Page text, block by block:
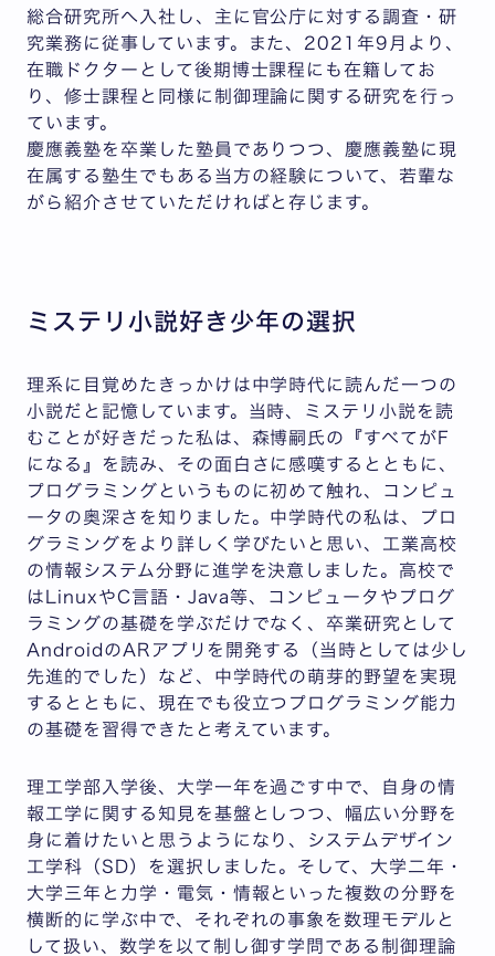
総合研究所へ入社し、主に官公庁に対する調査・研
究業務に従事しています。また、2021年9月より、
在職ドクターとして後期博士課程にも在籍してお
り、修士課程と同様に制御理論に関する研究を行っ
ています。
慶應義塾を卒業した塾員でありつつ、慶應義塾に現
在属する塾生でもある当方の経験について、若輩な
がら紹介させていただければと存じます。
ミステリ小説好き少年の選択
理系に目覚めたきっかけは中学時代に読んだ一つの
小説だと記憶しています。当時、ミステリ小説を読
むことが好きだった私は、森博嗣氏の『すべてがF
になる』を読み、その面白さに感嘆するとともに、
プログラミングというものに初めて触れ、コンピュ
ータの奥深さを知りました。中学時代の私は、プロ
グラミングをより詳しく学びたいと思い、工業高校
の情報システム分野に進学を決意しました。高校で
はLinuxやC言語・Java等、コンピュータやプログ
ラミングの基礎を学ぶだけでなく、卒業研究として
AndroidのARアプリを開発する（当時としては少し
先進的でした）など、中学時代の萌芽的野望を実現
するとともに、現在でも役立つプログラミング能力
の基礎を習得できたと考えています。
理工学部入学後、大学一年を過ごす中で、自身の情
報工学に関する知見を基盤としつつ、幅広い分野を
身に着けたいと思うようになり、システムデザイン
工学科（SD）を選択しました。そして、大学二年・
大学三年と力学・電気・情報といった複数の分野を
横断的に学ぶ中で、それぞれの事象を数理モデルと
して扱い、数学を以て制し御す学問である制御理論